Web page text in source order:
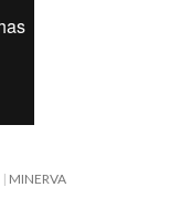
MINERVA